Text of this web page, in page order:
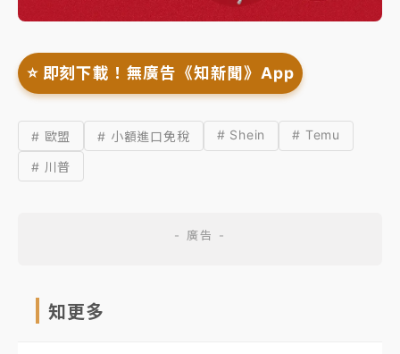
⭐️ 即刻下載！無廣告《知新聞》App
# 歐盟 # 小額進口免稅 # Shein # Temu
# 川普
知更多